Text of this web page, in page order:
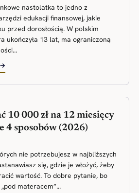
nastolatka to jedno z
edukacji finansowej, jakie
przed dorosłością. W polskim
ukończyła 13 lat, ma ograniczoną
10 000 zł na 12 miesięcy
4 sposobów (2026)
nie potrzebujesz w najbliższych
się, gdzie je włożyć, żeby
wartość. To dobre pytanie, bo
materacem”...